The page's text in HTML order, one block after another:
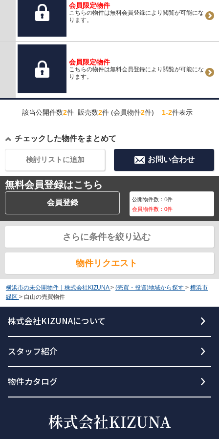
会員限定物件
こちらの物件は無料会員登録により閲覧が可能にな
ります。
会員限定物件
こちらの物件は無料会員登録により閲覧が可能にな
ります。
該当公開件数2件 販売数2件 (会員物件2件) 1-2件表示
チェックした物件をまとめて
お問い合わせ
検討リストに追加
無料会員登録はこちら
会員登録 公開物件数：0件
会員物件数：0件
さらに条件を絞り込む
物件リクエスト
横浜市の未公開物件｜株式会社KIZUNA > (売買・投資)地域から探す > 横浜市
緑区 > 白山の売買物件
株式会社KIZUNAについて
スタッフ紹介
物件カタログ